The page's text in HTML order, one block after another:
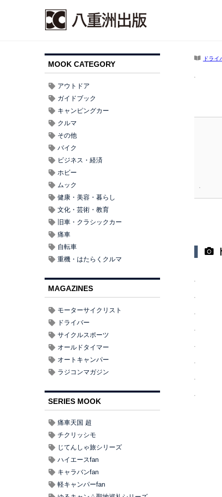
ドライ
MOOK CATEGORY
アウトドア
ガイドブック
キャンピングカー
クルマ
その他
バイク
ビジネス・経済
ホビー
ムック
健康・美容・暮らし
文化・芸術・教育
旧車・クラシックカー
痛車
自転車
重機・はたらくクルマ
MAGAZINES
モーターサイクリスト
ドライバー
サイクルスポーツ
オールドタイマー
オートキャンパー
ラジコンマガジン
SERIES MOOK
痛車天国 超
チクリッシモ
じてんしゃ旅シリーズ
ハイエースfan
キャラバンfan
軽キャンパーfan